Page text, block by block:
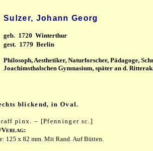
Sulzer, Johann Georg
geb. 1720 Winterthur
gest. 1779 Berlin
Philosoph, Aesthetiker, Naturforscher, Pädagoge,
Joachimsthalschen Gymnasium, später an d.
blickend, in Oval.
pinx. – [Pfenninger sc.]
/VERLAG:
125 x 82 mm. Mit Rand. Auf Bütten.